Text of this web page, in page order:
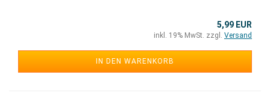
5,99 EUR
inkl. 19% MwSt. zzgl. Versand
IN DEN WARENKORB